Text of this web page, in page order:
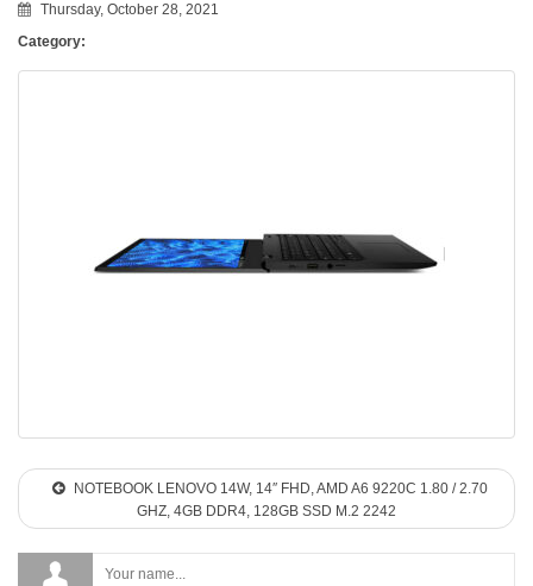
Thursday, October 28, 2021
Category:
NOTEBOOK LENOVO 14W, 14″ FHD, AMD A6 9220C 1.80 / 2.70
GHZ, 4GB DDR4, 128GB SSD M.2 2242